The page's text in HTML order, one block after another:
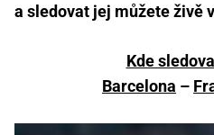
a sledovat jej můžete živě
Kde
Barcelona –